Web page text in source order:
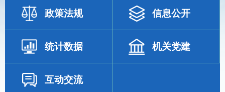
政策法规 信息公开
统计数据 机关党建
互动交流